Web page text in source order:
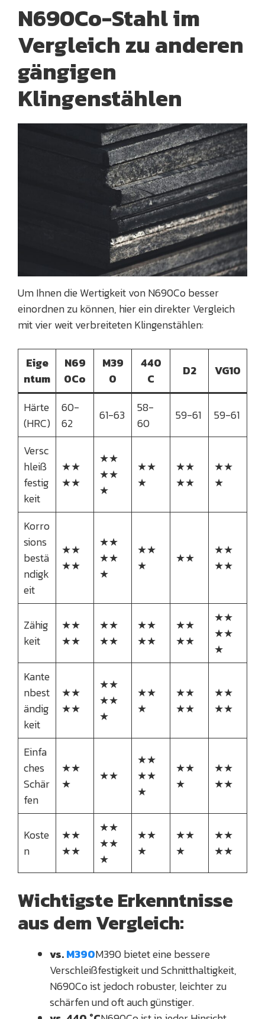
N690Co-Stahl im
Vergleich zu anderen
gängigen
Klingenstählen
Um Ihnen die Wertigkeit von N690Co besser
einordnen zu können, hier ein direkter Vergleich
mit vier weit verbreiteten Klingenstählen:
Eige
ntum
N69
0Co
M39
0
440
C
D2 VG10
Härte
(HRC)
60-
62
61-63
58-
60
59-61 59-61
Versc
hleiß
festig
keit
★★
★★
★★
★★
★
★★
★
★★
★★
★★
★
Korro
sions
bestä
ndigk
eit
★★
★★
★★
★★
★
★★
★
★★
★★
★★
Zähig
keit
★★
★★
★★
★★
★★
★★
★★
★★
★★
★★
★
Kante
nbest
ändig
keit
★★
★★
★★
★★
★
★★
★
★★
★★
★★
★★
Einfa
ches
Schär
fen
★★
★
★★
★★
★★
★
★★
★
★★
★★
Koste
n
★★
★★
★★
★★
★
★★
★
★★
★
★★
★★
Wichtigste Erkenntnisse
aus dem Vergleich:
vs.M390M390 bietet eine bessere
Verschleißfestigkeit und Schnitthaltigkeit,
N690Co ist jedoch robuster, leichter zu
schärfen und oft auch günstiger.